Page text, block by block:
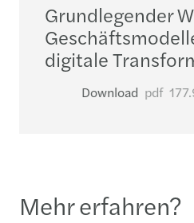
Grundlegender
digitale
Download pdf
Mehr erfahren?